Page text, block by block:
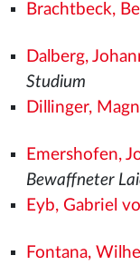
Brachtbeck,
Dalberg,
Studium
Dillinger,
Emershofen,
Bewaffneter
Eyb, Gabriel
Fontana,